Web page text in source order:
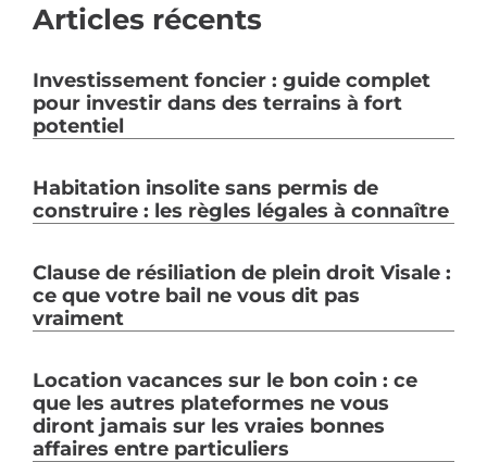
Articles récents
Investissement foncier : guide complet
pour investir dans des terrains à fort
potentiel
Habitation insolite sans permis de
construire : les règles légales à connaître
Clause de résiliation de plein droit Visale :
ce que votre bail ne vous dit pas
vraiment
Location vacances sur le bon coin : ce
que les autres plateformes ne vous
diront jamais sur les vraies bonnes
affaires entre particuliers